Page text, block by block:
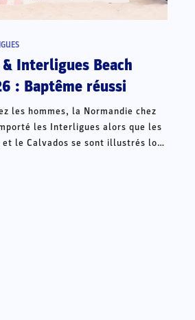
Interligues Beach
: Baptême réussi
les hommes, la Normandie chez
les Interligues alors que les
et le Calvados se sont illustrés lors